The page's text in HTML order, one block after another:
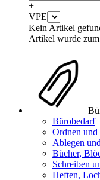
+
VPE
Kein Artikel
Artikel wurde
Bürobedarf
Ordnen und
Ablegen
Bücher,
Schreiben
Heften,